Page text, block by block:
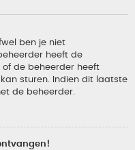
ben je niet
heeft de
de beheerder heeft
sturen. Indien dit laatste
de beheerder.